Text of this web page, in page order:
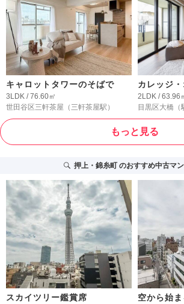
キャロットタワーのそばで
3LDK / 76.60㎡
世田谷区三軒茶屋 （三軒茶屋駅）
カレッジ
2LDK / 63.96
目黒区大橋
もっと見る
押上・錦糸町のおすすめ中古マ
スカイツリー鑑賞席 空から始